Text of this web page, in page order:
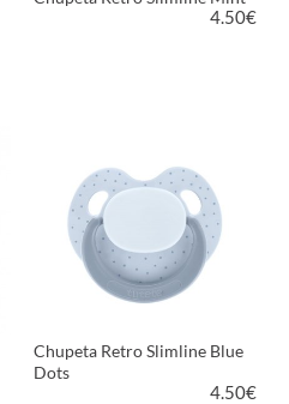
4.50€
Chupeta Retro Slimline Blue
Dots
4.50€